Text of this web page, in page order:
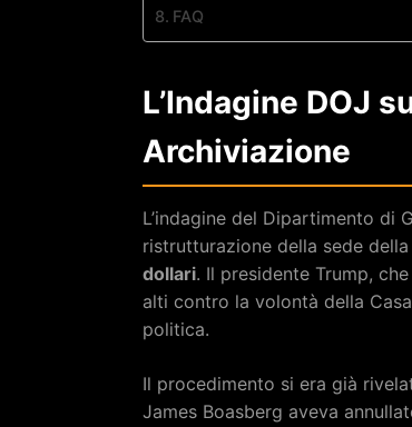
FAQ
L’Indagine DOJ
Archiviazione
L’indagine del Dipartimento di
ristrutturazione della sede
dollari. Il presidente Trump,
alti contro la volontà della
politica.
Il procedimento si era già
James Boasberg aveva